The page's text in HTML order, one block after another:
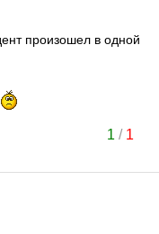
произошел в одной
1 / 1